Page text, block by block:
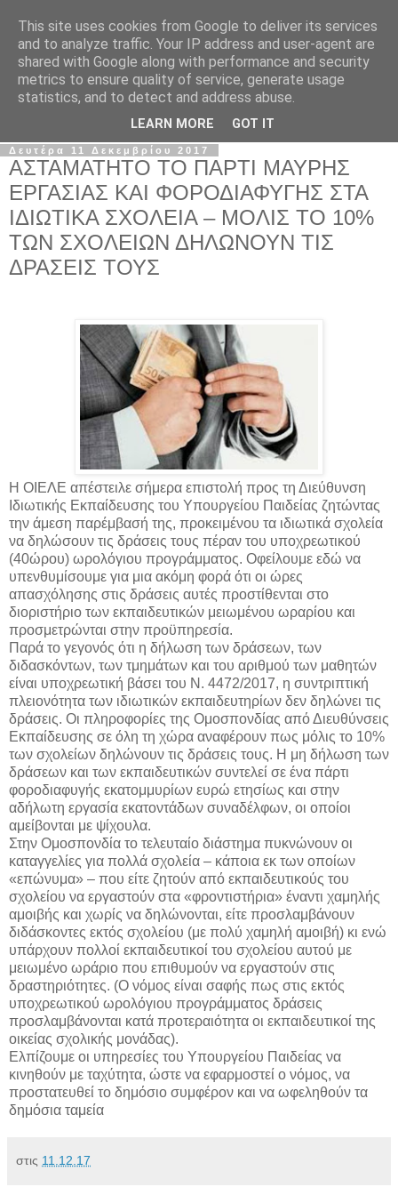
Σ.Ι.Ε.Λ.Β.Ε.
Ο επίσημος ιστότοπος του Συλλόγου Ιδιωτικών
Εκπαιδευτικών Λειτουργών Βόρειας Ελλάδας
Δευτέρα 11 Δεκεμβρίου 2017
ΑΣΤΑΜΑΤΗΤΟ ΤΟ ΠΑΡΤΙ ΜΑΥΡΗΣ
ΕΡΓΑΣΙΑΣ ΚΑΙ ΦΟΡΟΔΙΑΦΥΓΗΣ ΣΤΑ
ΙΔΙΩΤΙΚΑ ΣΧΟΛΕΙΑ – ΜΟΛΙΣ ΤΟ 10%
ΤΩΝ ΣΧΟΛΕΙΩΝ ΔΗΛΩΝΟΥΝ ΤΙΣ
ΔΡΑΣΕΙΣ ΤΟΥΣ
Η ΟΙΕΛΕ απέστειλε σήμερα επιστολή προς τη Διεύθυνση
Ιδιωτικής Εκπαίδευσης του Υπουργείου Παιδείας ζητώντας
την άμεση παρέμβασή της, προκειμένου τα ιδιωτικά σχολεία
να δηλώσουν τις δράσεις τους πέραν του υποχρεωτικού
(40ώρου) ωρολόγιου προγράμματος. Οφείλουμε εδώ να
υπενθυμίσουμε για μια ακόμη φορά ότι οι ώρες
απασχόλησης στις δράσεις αυτές προστίθενται στο
διοριστήριο των εκπαιδευτικών μειωμένου ωραρίου και
προσμετρώνται στην προϋπηρεσία.
Παρά το γεγονός ότι η δήλωση των δράσεων, των
διδασκόντων, των τμημάτων και του αριθμού των μαθητών
είναι υποχρεωτική βάσει του Ν. 4472/2017, η συντριπτική
πλειονότητα των ιδιωτικών εκπαιδευτηρίων δεν δηλώνει τις
δράσεις. Οι πληροφορίες της Ομοσπονδίας από Διευθύνσεις
Εκπαίδευσης σε όλη τη χώρα αναφέρουν πως μόλις το 10%
των σχολείων δηλώνουν τις δράσεις τους. Η μη δήλωση των
δράσεων και των εκπαιδευτικών συντελεί σε ένα πάρτι
φοροδιαφυγής εκατομμυρίων ευρώ ετησίως και στην
αδήλωτη εργασία εκατοντάδων συναδέλφων, οι οποίοι
αμείβονται με ψίχουλα.
Στην Ομοσπονδία το τελευταίο διάστημα πυκνώνουν οι
καταγγελίες για πολλά σχολεία – κάποια εκ των οποίων
«επώνυμα» – που είτε ζητούν από εκπαιδευτικούς του
σχολείου να εργαστούν στα «φροντιστήρια» έναντι χαμηλής
αμοιβής και χωρίς να δηλώνονται, είτε προσλαμβάνουν
διδάσκοντες εκτός σχολείου (με πολύ χαμηλή αμοιβή) κι ενώ
υπάρχουν πολλοί εκπαιδευτικοί του σχολείου αυτού με
μειωμένο ωράριο που επιθυμούν να εργαστούν στις
δραστηριότητες. (Ο νόμος είναι σαφής πως στις εκτός
υποχρεωτικού ωρολόγιου προγράμματος δράσεις
προσλαμβάνονται κατά προτεραιότητα οι εκπαιδευτικοί της
οικείας σχολικής μονάδας).
Ελπίζουμε οι υπηρεσίες του Υπουργείου Παιδείας να
κινηθούν με ταχύτητα, ώστε να εφαρμοστεί ο νόμος, να
προστατευθεί το δημόσιο συμφέρον και να ωφεληθούν τα
δημόσια ταμεία
στις 11.12.17
This site uses cookies from Google to deliver its services
and to analyze traffic. Your IP address and user-agent are
shared with Google along with performance and security
metrics to ensure quality of service, generate usage
statistics, and to detect and address abuse.
LEARN MORE GOT IT